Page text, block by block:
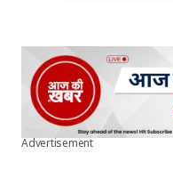
Advertisement